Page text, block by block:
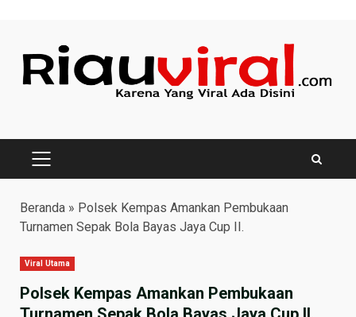
content
PRIMARY
Beranda » Polsek Kempas Amankan Pembukaan
Turnamen Sepak Bola Bayas Jaya Cup II.
Viral Utama
Polsek Kempas Amankan Pembukaan